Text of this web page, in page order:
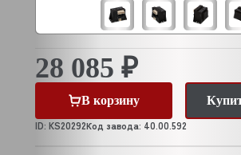
28 085 ₽
В корзину
ID: KS20292Код завода: 40.00.592